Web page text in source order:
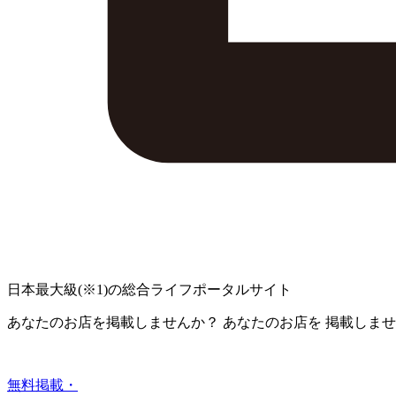
日本最大級(※1)の総合ライフポータルサイト
あなたのお店を掲載しませんか？ あなたのお店を 掲載しま
無料掲載・